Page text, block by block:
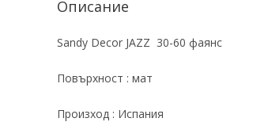
Описание
Sandy Decor JAZZ 30-60 фаянс
Повърхност : мат
Произход : Испания